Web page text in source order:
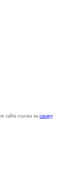
сайта ссылка на caxapу